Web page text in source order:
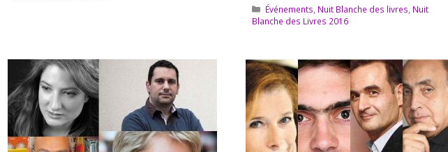
Catégories
Événements Nuit Blanche des livres Nuit
Blanche des Livres 2016